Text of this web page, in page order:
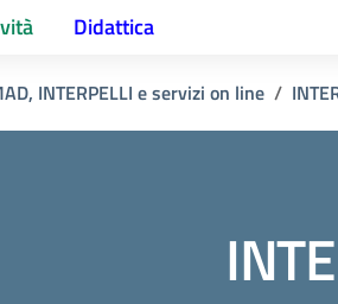
Didattica
INTERPELLI e servizi on line